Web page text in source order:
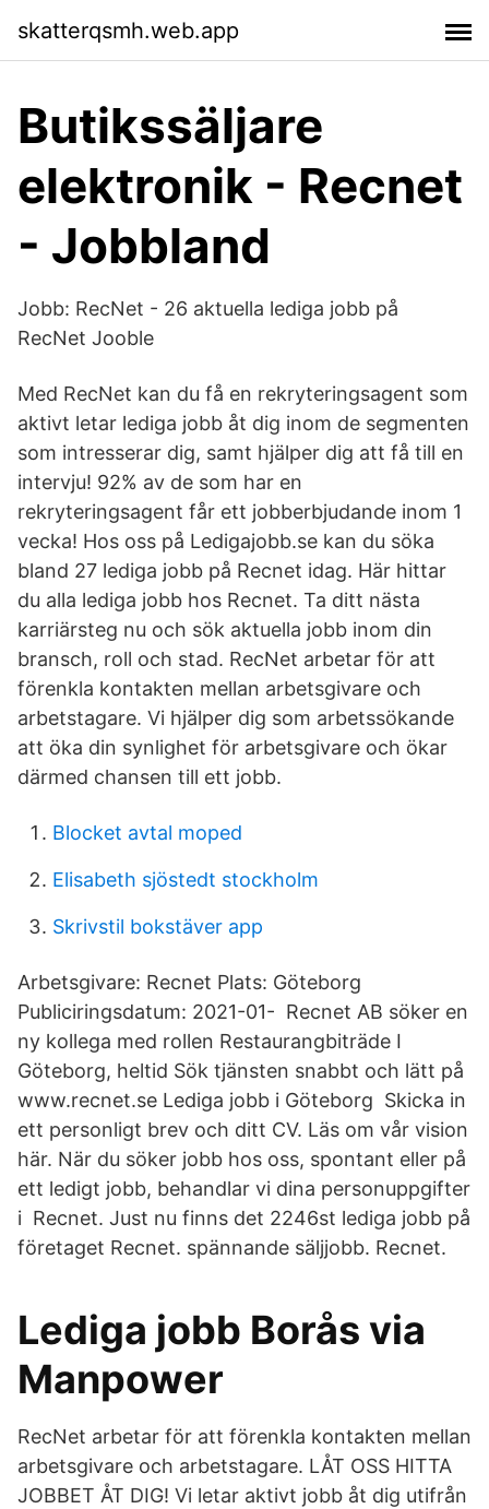
skatterqsmh.web.app
Butikssäljare
elektronik - Recnet
- Jobbland
Jobb: RecNet - 26 aktuella lediga jobb på
RecNet Jooble
Med RecNet kan du få en rekryteringsagent som
aktivt letar lediga jobb åt dig inom de segmenten
som intresserar dig, samt hjälper dig att få till en
intervju! 92% av de som har en
rekryteringsagent får ett jobberbjudande inom 1
vecka! Hos oss på Ledigajobb.se kan du söka
bland 27 lediga jobb på Recnet idag. Här hittar
du alla lediga jobb hos Recnet. Ta ditt nästa
karriärsteg nu och sök aktuella jobb inom din
bransch, roll och stad. RecNet arbetar för att
förenkla kontakten mellan arbetsgivare och
arbetstagare. Vi hjälper dig som arbetssökande
att öka din synlighet för arbetsgivare och ökar
därmed chansen till ett jobb.
Blocket avtal moped
Elisabeth sjöstedt stockholm
Skrivstil bokstäver app
Arbetsgivare: Recnet Plats: Göteborg
Publiciringsdatum: 2021-01- Recnet AB söker en
ny kollega med rollen Restaurangbiträde I
Göteborg, heltid Sök tjänsten snabbt och lätt på
www.recnet.se Lediga jobb i Göteborg Skicka in
ett personligt brev och ditt CV. Läs om vår vision
här. När du söker jobb hos oss, spontant eller på
ett ledigt jobb, behandlar vi dina personuppgifter
i Recnet. Just nu finns det 2246st lediga jobb på
företaget Recnet. spännande säljjobb. Recnet.
Lediga jobb Borås via
Manpower
RecNet arbetar för att förenkla kontakten mellan
arbetsgivare och arbetstagare. LÅT OSS HITTA
JOBBET ÅT DIG! Vi letar aktivt jobb åt dig utifrån